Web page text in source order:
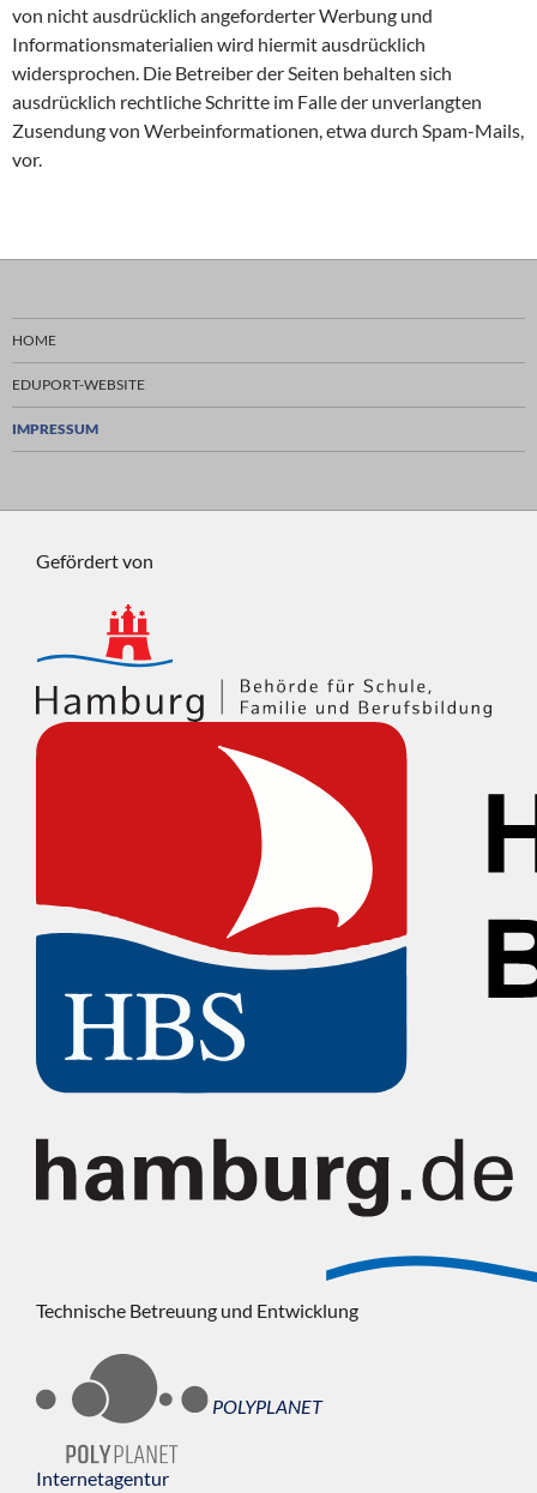
von nicht ausdrücklich angeforderter Werbung und
Informationsmaterialien wird hiermit ausdrücklich
widersprochen. Die Betreiber der Seiten behalten sich
ausdrücklich rechtliche Schritte im Falle der unverlangten
Zusendung von Werbeinformationen, etwa durch Spam-Mails,
vor.
HOME
EDUPORT-WEBSITE
IMPRESSUM
Gefördert von
Technische Betreuung und Entwicklung
POLYPLANET
Internetagentur